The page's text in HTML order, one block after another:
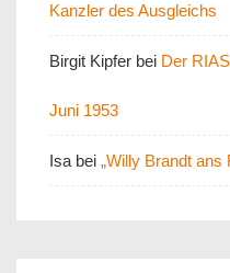
Kanzler des Ausgleichs
Birgit Kipfer bei Der
Juni 1953
Isabei „Willy Brandt ans